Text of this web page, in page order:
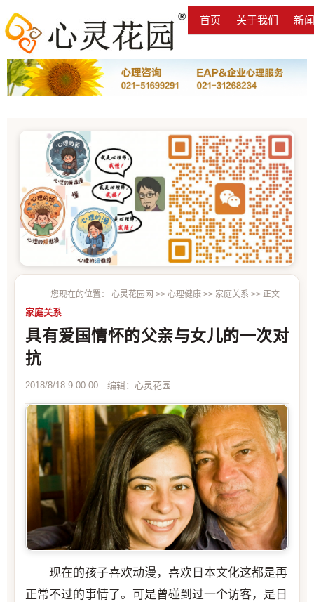
首页 关于我们 新
您现在的位置： 心灵花园网 >> 心理健康 >> 家庭关系 >> 正文
家庭关系
具有爱国情怀的父亲与女儿的一次对
抗
2018/8/18 9:00:00 编辑：心灵花园
现在的孩子喜欢动漫，喜欢日本文化这都是再
正常不过的事情了。可是曾碰到过一个访客，是日